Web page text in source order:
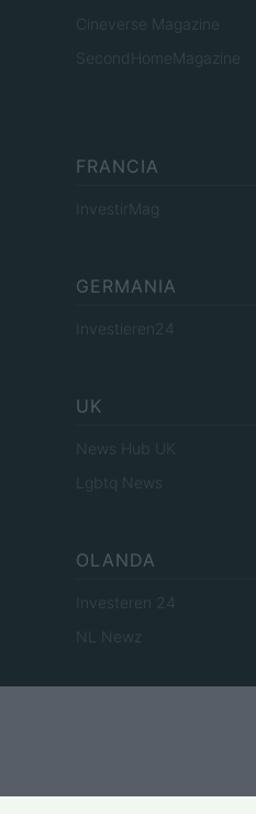
Cineverse Magazine
SecondHomeMagazine
FRANCIA
InvestirMag
GERMANIA
Investieren24
UK
News Hub UK
Lgbtq News
OLANDA
Investeren 24
NL Newz